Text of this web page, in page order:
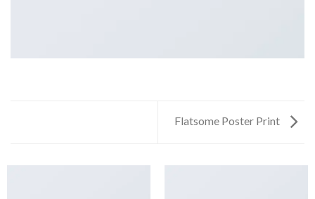
Flatsome Poster Print